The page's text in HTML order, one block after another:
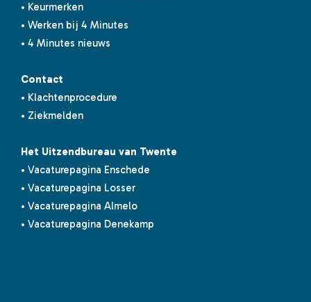
• Keurmerken
• Werken bij 4 Minutes
• 4 Minutes nieuws
Contact
• Klachtenprocedure
• Ziekmelden
Het Uitzendbureau van Twente
• Vacaturepagina Enschede
• Vacaturepagina Losser
• Vacaturepagina Almelo
• Vacaturepagina Denekamp